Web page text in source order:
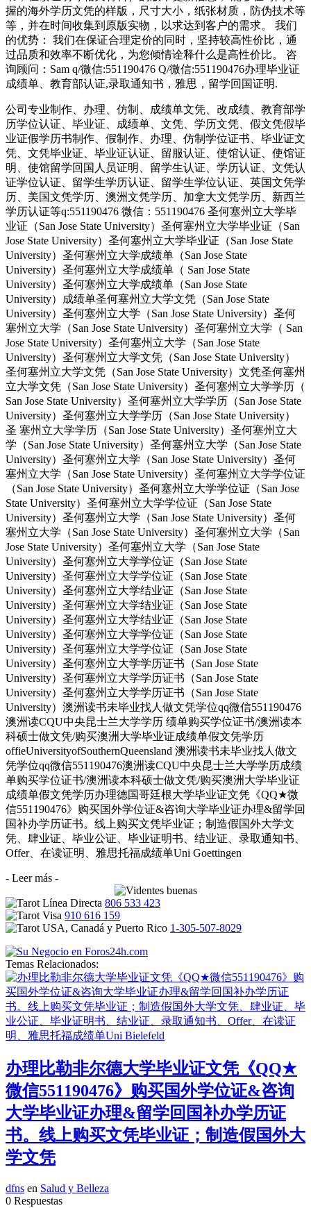
握的海外学历文凭的样版，尺寸大小，纸张材质，防伪技术等
等，并在时间收集到原版实物，以求达到客户的需求。 我们
的优势： 我们在保证合理定价的同时，坚持较高性价比，通
过品质和效率不断优化，为您倾情诠释什么是高性价比。 咨
询顾问：Sam q/微信:551190476 Q/微信:551190476办理毕业证
成绩单、教育部认证,录取通知书，雅思，留学回国证明.
公司专业制作、办理、仿制、成绩单文凭、改成绩、教育部学
历学位认证、毕业证、成绩单、文凭、学历文凭、假文凭假毕
业证假学历书制作、假制作、办理、仿制学位证书、毕业证文
凭、文凭毕业证、毕业证认证、留服认证、使馆认证、使馆证
明、使馆留学回国人员证明、留学生认证、学历认证、文凭认
证学位认证、留学生学历认证、留学生学位认证、英国文凭学
历、美国文凭学历、澳洲文凭学历、加拿大文凭学历、新西兰
学历认证等q:551190476 微信：551190476 圣何塞州立大学毕
业证（San Jose State University）圣何塞州立大学毕业证（San
Jose State University）圣何塞州立大学毕业证（San Jose State
University）圣何塞州立大学成绩单（San Jose State
University）圣何塞州立大学成绩单（ San Jose State
University）圣何塞州立大学成绩单（San Jose State
University）成绩单圣何塞州立大学文凭（San Jose State
University）圣何塞州立大学（San Jose State University）圣何
塞州立大学（San Jose State University）圣何塞州立大学（ San
Jose State University）圣何塞州立大学（San Jose State
University）圣何塞州立大学文凭（San Jose State University）
圣何塞州立大学文凭（San Jose State University）文凭圣何塞州
立大学文凭（San Jose State University）圣何塞州立大学学历（
San Jose State University）圣何塞州立大学学历（San Jose State
University）圣何塞州立大学学历（San Jose State University）
圣 塞州立大学学历（San Jose State University）圣何塞州立大
学（San Jose State University）圣何塞州立大学（San Jose State
University）圣何塞州立大学（San Jose State University）圣何
塞州立大学（San Jose State University）圣何塞州立大学学位证
（San Jose State University）圣何塞州立大学学位证（San Jose
State University）圣何塞州立大学学位证（San Jose State
University）圣何塞州立大学（San Jose State University）圣何
塞州立大学（San Jose State University）圣何塞州立大学（San
Jose State University）圣何塞州立大学（San Jose State
University）圣何塞州立大学学位证（San Jose State
University）圣何塞州立大学学位证（San Jose State
University）圣何塞州立大学结业证（San Jose State
University）圣何塞州立大学结业证（San Jose State
University）圣何塞州立大学结业证（San Jose State
University）圣何塞州立大学学位证（San Jose State
University）圣何塞州立大学学位证（San Jose State
University）圣何塞州立大学学历证书（San Jose State
University）圣何塞州立大学学历证书（San Jose State
University）圣何塞州立大学学历证书（San Jose State
University）澳洲读书未毕业找人做文凭学位qq微信551190476
澳洲读CQU中央昆士兰大学学历 绩单购买学位证书/澳洲读本
科硕士做文凭/购买澳洲大学毕业证成绩单假文凭学历
offieUniversityofSouthernQueensland 澳洲读书未毕业找人做文
凭学位qq微信551190476澳洲读CQU中央昆士兰大学学历成绩
单购买学位证书/澳洲读本科硕士做文凭/购买澳洲大学毕业证
成绩单假文凭学历办理德国哥廷根大学毕业证文凭《QQ★微
信551190476》购买国外学位证&咨询大学毕业证办理&留学回
国补办学历证书。线上购买文凭毕业证；制造假国外大学文
凭、肆业证、毕业公证、毕业证明书、结业证、录取通知书、
Offer、在读证明、雅思托福成绩单Uni Goettingen
- Leer más -
806 533 423
910 616 159
1-305-507-8029
Temas Relacionados:
办理比勒非尔德大学毕业证文凭《QQ★
微信551190476》购买国外学位证&咨询
大学毕业证办理&留学回国补办学历证
书。线上购买文凭毕业证；制造假国外大
学文凭
dfns en Salud y Belleza
0 Respuestas